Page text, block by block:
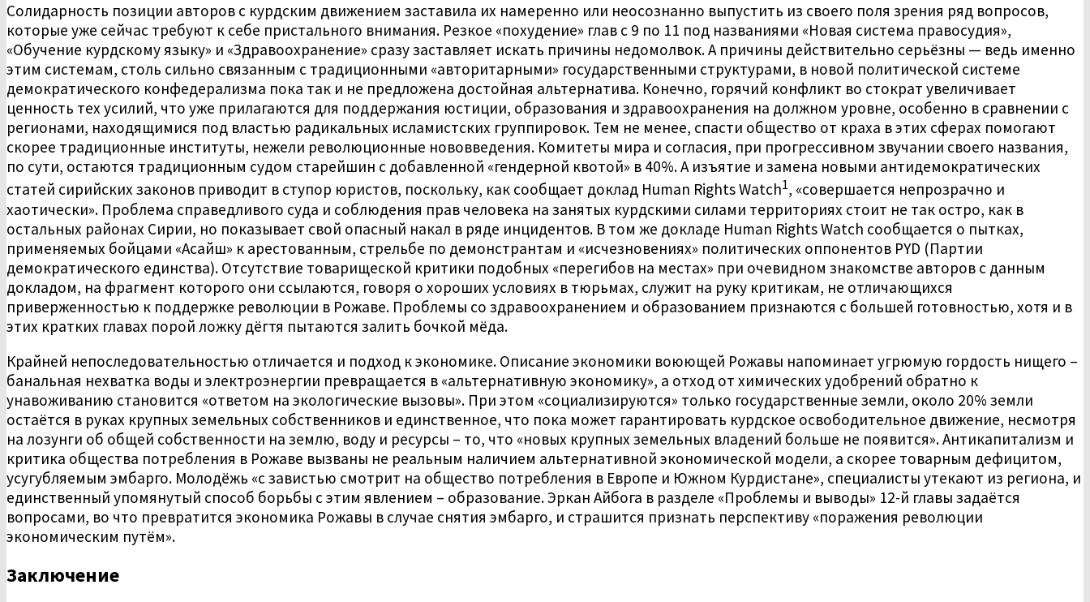
Солидарность позиции авторов с курдским движением заставила их намеренно или неосознанно выпустить из своего поля зрения ряд вопросов,
которые уже сейчас требуют к себе пристального внимания. Резкое «похудение» глав с 9 по 11 под названиями «Новая система правосудия»,
«Обучение курдскому языку» и «Здравоохранение» сразу заставляет искать причины недомолвок. А причины действительно серьёзны — ведь именно
этим системам, столь сильно связанным с традиционными «авторитарными» государственными структурами, в новой политической системе
демократического конфедерализма пока так и не предложена достойная альтернатива. Конечно, горячий конфликт во стократ увеличивает
ценность тех усилий, что уже прилагаются для поддержания юстиции, образования и здравоохранения на должном уровне, особенно в сравнении с
регионами, находящимися под властью радикальных исламистских группировок. Тем не менее, спасти общество от краха в этих сферах помогают
скорее традиционные институты, нежели революционные нововведения. Комитеты мира и согласия, при прогрессивном звучании своего названия,
по сути, остаются традиционным судом старейшин с добавленной «гендерной квотой» в 40%. А изъятие и замена новыми антидемократических
статей сирийских законов приводит в ступор юристов, поскольку, как сообщает доклад Human Rights Watch1, «совершается непрозрачно и
хаотически». Проблема справедливого суда и соблюдения прав человека на занятых курдскими силами территориях стоит не так остро, как в
остальных районах Сирии, но показывает свой опасный накал в ряде инцидентов. В том же докладе Human Rights Watch сообщается о пытках,
применяемых бойцами «Асайш» к арестованным, стрельбе по демонстрантам и «исчезновениях» политических оппонентов PYD (Партии
демократического единства). Отсутствие товарищеской критики подобных «перегибов на местах» при очевидном знакомстве авторов с данным
докладом, на фрагмент которого они ссылаются, говоря о хороших условиях в тюрьмах, служит на руку критикам, не отличающихся
приверженностью к поддержке революции в Рожаве. Проблемы со здравоохранением и образованием признаются с большей готовностью, хотя и в
этих кратких главах порой ложку дёгтя пытаются залить бочкой мёда.
Крайней непоследовательностью отличается и подход к экономике. Описание экономики воюющей Рожавы напоминает угрюмую гордость нищего –
банальная нехватка воды и электроэнергии превращается в «альтернативную экономику», а отход от химических удобрений обратно к
унавоживанию становится «ответом на экологические вызовы». При этом «социализируются» только государственные земли, около 20% земли
остаётся в руках крупных земельных собственников и единственное, что пока может гарантировать курдское освободительное движение, несмотря
на лозунги об общей собственности на землю, воду и ресурсы – то, что «новых крупных земельных владений больше не появится». Антикапитализм и
критика общества потребления в Рожаве вызваны не реальным наличием альтернативной экономической модели, а скорее товарным дефицитом,
усугубляемым эмбарго. Молодёжь «с завистью смотрит на общество потребления в Европе и Южном Курдистане», специалисты утекают из региона, и
единственный упомянутый способ борьбы с этим явлением – образование. Эркан Айбога в разделе «Проблемы и выводы» 12-й главы задаётся
вопросами, во что превратится экономика Рожавы в случае снятия эмбарго, и страшится признать перспективу «поражения революции
экономическим путём».
Заключение